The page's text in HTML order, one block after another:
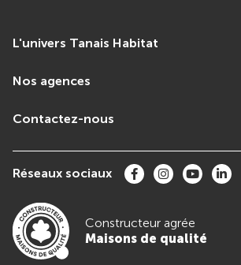
L'univers Tanais Habitat
Nos agences
Contactez-nous
Réseaux sociaux
Constructeur agrée
Maisons de qualité